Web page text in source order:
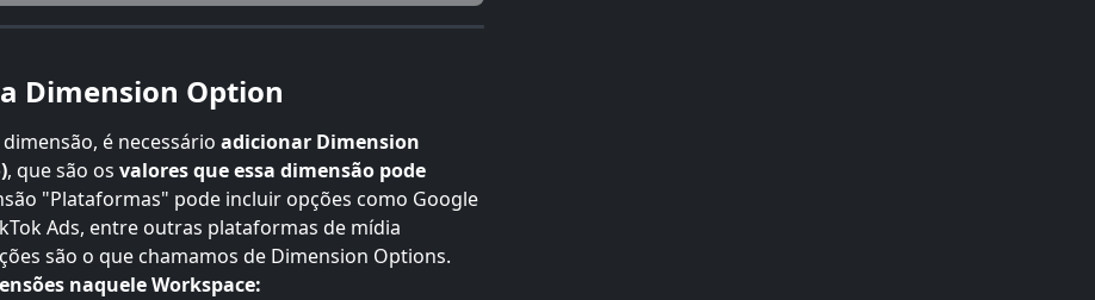
Dimension Option
é necessário adicionar Dimension
, que são os valores que essa dimensão pode
"Plataformas" pode incluir opções como Google
Ads, entre outras plataformas de mídia
são o que chamamos de Dimension Options.
naquele Workspace: